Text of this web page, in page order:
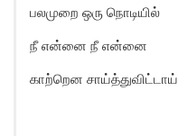
பலமுறை ஒரு நொடியில்
நீ என்னை நீ என்னை
காற்றென சாய்த்துவிட்டாய்